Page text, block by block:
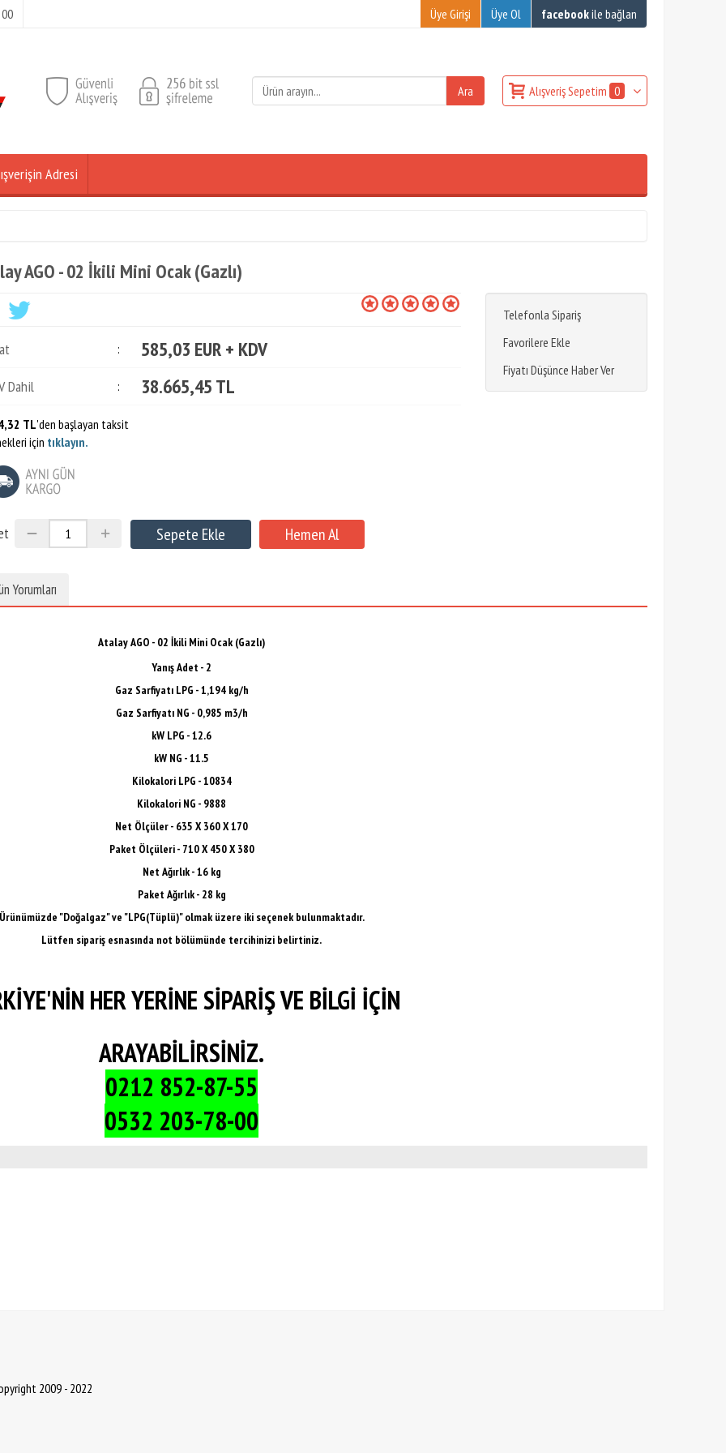
Üye Girişi Üye Ol facebookile bağlan
Alışveriş Sepetim 0
Adresi
AGO - 02 İkili Mini Ocak (Gazlı)
Telefonla Sipariş
Favorilere Ekle
Fiyatı Düşünce Haber Ver
: 585,03 EUR + KDV
Dahil : 38.665,45 TL
TL'den başlayan taksit
için tıklayın.
Yorumları
Atalay AGO - 02 İkili Mini Ocak (Gazlı)
Yanış Adet - 2
Gaz Sarfiyatı LPG - 1,194 kg/h
Gaz Sarfiyatı NG - 0,985 m3/h
kW LPG - 12.6
kW NG - 11.5
Kilokalori LPG - 10834
Kilokalori NG - 9888
Net Ölçüler - 635 X 360 X 170
Paket Ölçüleri - 710 X 450 X 380
Net Ağırlık - 16 kg
Paket Ağırlık - 28 kg
"Doğalgaz" ve "LPG(Tüplü)" olmak üzere iki seçenek bulunmaktadır.
Lütfen sipariş esnasında not bölümünde tercihinizi belirtiniz.
HER YERİNE SİPARİŞ VE BİLGİ İÇİN
ARAYABİLİRSİNİZ.
0212 852-87-55
0532 203-78-00
2009 - 2022